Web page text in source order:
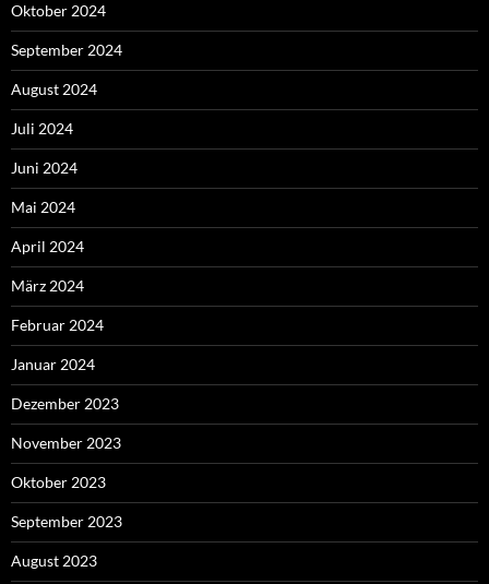
Oktober 2024
September 2024
August 2024
Juli 2024
Juni 2024
Mai 2024
April 2024
März 2024
Februar 2024
Januar 2024
Dezember 2023
November 2023
Oktober 2023
September 2023
August 2023